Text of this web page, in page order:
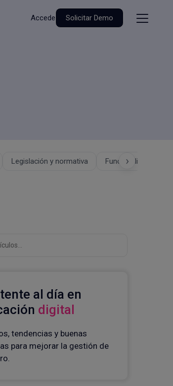
Accede Solicitar Demo
Legislación y normativa Funcionalidades
›
al día en
digital
tendencias y buenas
para mejorar la gestión de